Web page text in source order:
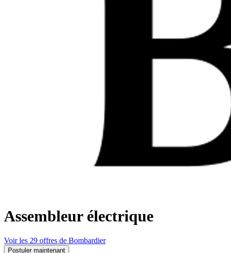
Assembleur électrique
Voir les 29 offres de Bombardier
Postuler maintenant